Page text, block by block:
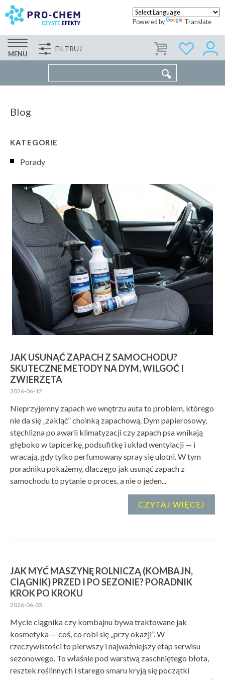
Powered by Translate
MENU
FILTRUJ WSPÓŁPRACA KONTAKT
Blog
KATEGORIE
Porady
JAK USUNĄĆ ZAPACH Z SAMOCHODU?
SKUTECZNE METODY NA DYM, WILGOĆ I
ZWIERZĘTA
2026-06-12
Nieprzyjemny zapach we wnętrzu auta to problem, którego
nie da się „zakląć” choinką zapachową. Dym papierosowy,
stęchlizna po awarii klimatyzacji czy zapach psa wnikają
głęboko w tapicerkę, podsufitkę i układ wentylacji — i
wracają, gdy tylko perfumowany spray się ulotni. W tym
poradniku pokażemy, dlaczego jak usunąć zapach z
samochodu to pytanie o proces, a nie o jeden...
CZYTAJ WIĘCEJ
JAK MYĆ MASZYNĘ ROLNICZĄ (KOMBAJN,
CIĄGNIK) PRZED I PO SEZONIE? PORADNIK
KROK PO KROKU
2026-06-03
Mycie ciągnika czy kombajnu bywa traktowane jak
kosmetyka — coś, co robi się „przy okazji”. W
rzeczywistości to pierwszy i najważniejszy etap serwisu
sezonowego. To właśnie pod warstwą zaschniętego błota,
resztek roślinnych i starego smaru kryją się początki